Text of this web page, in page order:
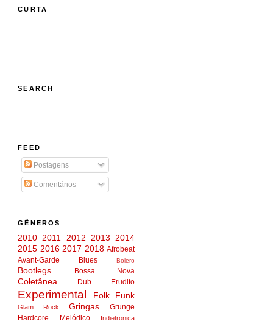
CURTA
SEARCH
FEED
Postagens
Comentários
GÊNEROS
2010 2011 2012 2013 2014
2015 2016 2017 2018 Afrobeat
Avant-Garde
Blues Bolero
Bootlegs Bossa Nova
Coletânea Dub Erudito
Experimental Folk Funk
Glam Rock Gringas
Grunge
Hardcore Melódico
Indietronica